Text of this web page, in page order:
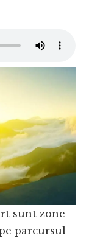
sunt zone
parcursul